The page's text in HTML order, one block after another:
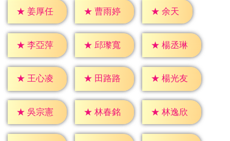
★ 姜厚任 ★ 曹雨婷 ★ 余天
★ 李亞萍 ★ 邱瓈寬 ★ 楊丞琳
★ 王心凌 ★ 田路路 ★ 楊光友
★ 吳宗憲 ★ 林春銘 ★ 林逸欣